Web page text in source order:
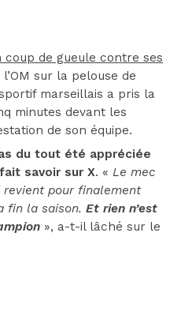
coup de gueule contre ses
sur la pelouse de
marseillais a pris la
minutes devant les
de son équipe.
du tout été appréciée
savoir sur X. « Le mec
revient pour finalement
fin la saison. Et rien n’est
», a-t-il lâché sur le